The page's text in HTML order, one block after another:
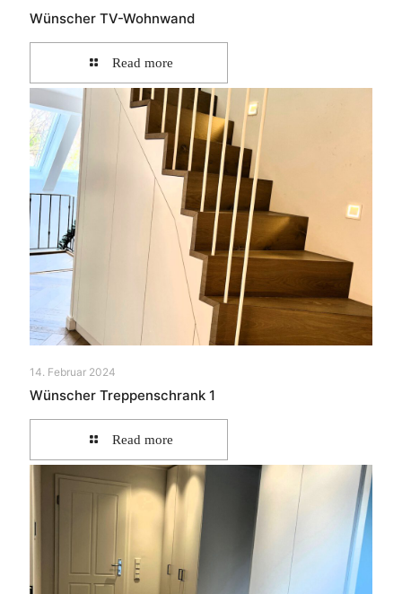
Wünscher TV-Wohnwand
Read more
14. Februar 2024
Wünscher Treppenschrank 1
Read more